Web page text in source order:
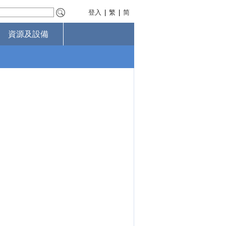
登入 繁 简
資源及設備